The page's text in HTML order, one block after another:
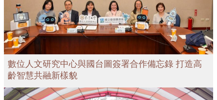
數位人文研究中心與國台圖簽署合作備忘錄 打造高
齡智慧共融新樣貌